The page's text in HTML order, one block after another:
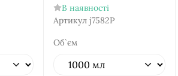
В наявності
Артикул j7582Р
Об`єм